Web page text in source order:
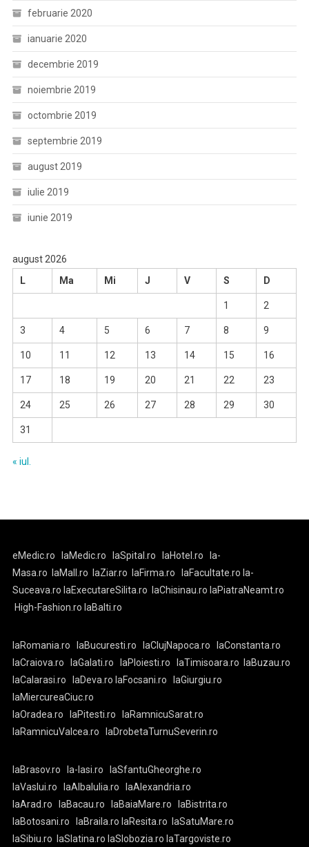
februarie 2020
ianuarie 2020
decembrie 2019
noiembrie 2019
octombrie 2019
septembrie 2019
august 2019
iulie 2019
iunie 2019
august 2026
L
Ma Mi J V S D
1 2
3 4 5 6 7 8 9
10 11 12 13 14 15 16
17 18 19 20 21 22 23
24 25 26 27 28 29 30
31
« iul.
eMedic.ro laMedic.ro laSpital.ro laHotel.ro
la-
Masa.ro
laMall.ro laZiar.ro laFirma.ro laFacultate.ro la-
Suceava.ro laExecutareSilita.ro laChisinau.ro laPiatraNeamt.ro
High-Fashion.ro laBalti.ro
laRomania.ro laBucuresti.ro laClujNapoca.ro
laConstanta.ro
laCraiova.ro
laGalati.ro laPloiesti.ro laTimisoara.ro
laBuzau.ro
laCalarasi.ro
laDeva.ro laFocsani.ro
laGiurgiu.ro
laMiercureaCiuc.ro
laOradea.ro
laPitesti.ro
laRamnicuSarat.ro
laRamnicuValcea.ro
laDrobetaTurnuSeverin.ro
laBrasov.ro la-Iasi.ro
laSfantuGheorghe.ro
laVaslui.ro
laAlbaIulia.ro
laAlexandria.ro
laArad.ro
laBacau.ro laBaiaMare.ro
laBistrita.ro
laBotosani.ro
laBraila.ro laResita.ro
laSatuMare.ro
laSibiu.ro
laSlatina.ro laSlobozia.ro laTargoviste.ro